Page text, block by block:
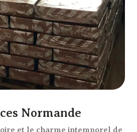
Normande
et le charme intemporel de